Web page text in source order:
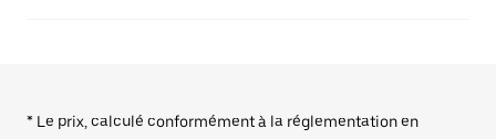
* Le prix, calculé conformément à la réglementation en